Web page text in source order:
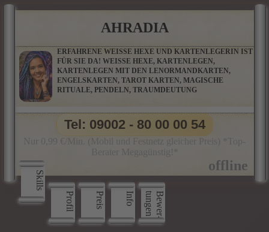
AHRADIA
ERFAHRENE WEISSE HEXE UND KARTENLEGERIN IST
FÜR SIE DA! WEISSE HEXE, KARTENLEGEN,
KARTENLEGEN MIT DEN LENORMANDKARTEN,
ENGELSKARTEN, TAROT KARTEN, MAGISCHE
RITUALE, PENDELN, TRAUMDEUTUNG
Skills
Profil
Preis Info B
e
w
e
r
­
t
u
n
g
e
n
Tel: 09002 - 80 00 00 54